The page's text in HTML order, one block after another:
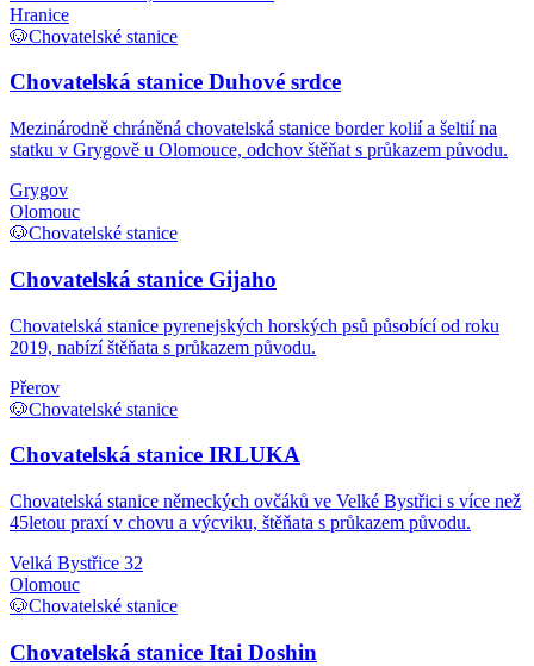
Hranice
🐶Chovatelské stanice
Chovatelská stanice Duhové srdce
Mezinárodně chráněná chovatelská stanice border kolií a šeltií na
statku v Grygově u Olomouce, odchov štěňat s průkazem původu.
Grygov
Olomouc
🐶Chovatelské stanice
Chovatelská stanice Gijaho
Chovatelská stanice pyrenejských horských psů působící od roku
2019, nabízí štěňata s průkazem původu.
Přerov
🐶Chovatelské stanice
Chovatelská stanice IRLUKA
Chovatelská stanice německých ovčáků ve Velké Bystřici s více než
45letou praxí v chovu a výcviku, štěňata s průkazem původu.
Velká Bystřice 32
Olomouc
🐶Chovatelské stanice
Chovatelská stanice Itai Doshin